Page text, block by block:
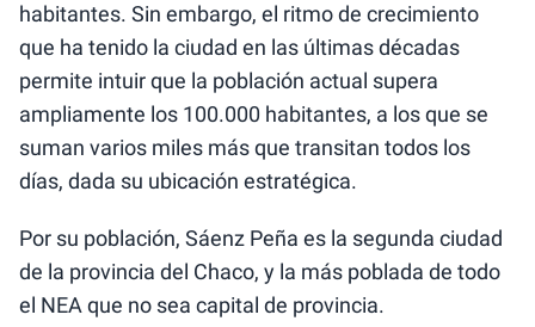
habitantes. Sin embargo, el ritmo de crecimiento
que ha tenido la ciudad en las últimas décadas
permite intuir que la población actual supera
ampliamente los 100.000 habitantes, a los que se
suman varios miles más que transitan todos los
días, dada su ubicación estratégica.
Por su población, Sáenz Peña es la segunda ciudad
de la provincia del Chaco, y la más poblada de todo
el NEA que no sea capital de provincia.